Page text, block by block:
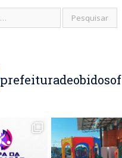
prefeituradeobidosof